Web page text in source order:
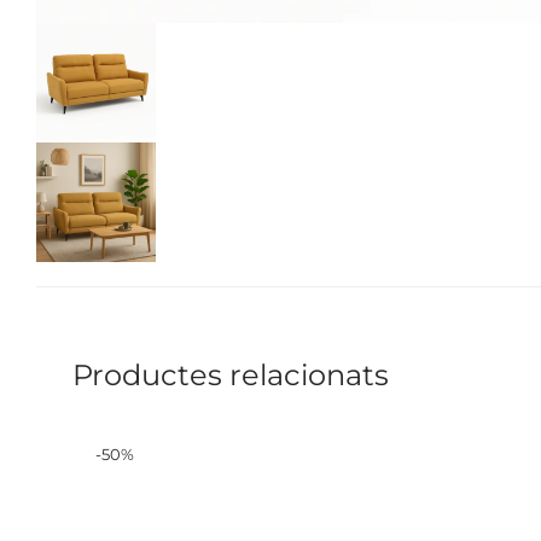
Productes relacionats
-50%